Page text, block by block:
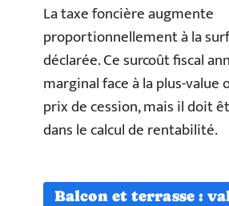
La taxe foncière augmente
proportionnellement à la
déclarée. Ce surcoût fiscal
marginal face à la plus-value
prix de cession, mais il doit
dans le calcul de rentabilité.
Balcon et terrasse :